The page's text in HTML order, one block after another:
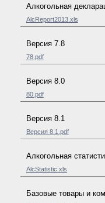
Алкогольная
AlcReport2013.xls
Версия 7.8
78.pdf
Версия 8.0
80.pdf
Версия 8.1
Версия 8.1.pdf
Алкогольная
AlcStatistic.xls
Базовые товары и